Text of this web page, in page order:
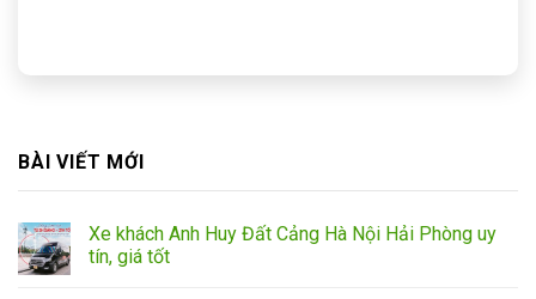
BÀI VIẾT MỚI
Xe khách Anh Huy Đất Cảng Hà Nội Hải Phòng uy
tín, giá tốt